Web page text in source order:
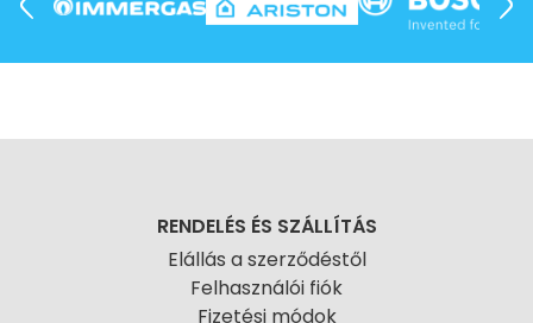
RENDELÉS ÉS SZÁLLÍTÁS
Elállás a szerződéstől
Felhasználói fiók
Fizetési módok